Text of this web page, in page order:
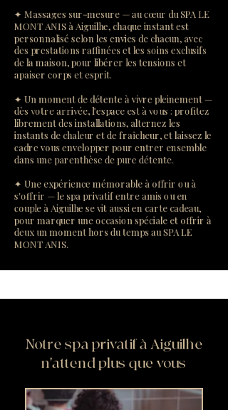
✦ Massages sur-mesure — au cœur du SPA LE
MONT ANIS à Aiguilhe, chaque instant est
personnalisé selon les envies de chacun, avec
des prestations raffinées et les soins exclusifs
de la maison, pour libérer les tensions et
apaiser corps et esprit.
✦ Un moment de détente à vivre pleinement —
dès votre arrivée, l'espace est à vous : profitez
librement des installations, alternez les
instants de chaleur et de fraîcheur, et laissez le
cadre vous envelopper pour entrer ensemble
dans une parenthèse de pure détente.
✦ Une expérience mémorable à offrir ou à
s'offrir — le spa privatif entre amis ou en
couple à Aiguilhe se vit aussi en carte cadeau,
pour marquer une occasion spéciale et offrir à
deux un moment hors du temps au SPA LE
MONT ANIS.
Notre spa privatif à Aiguilhe
n'attend plus que vous